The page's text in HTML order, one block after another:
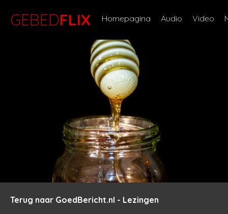
GEBEDFLIX Homepagina Audio Video
Terug naar GoedBericht.nl - Lezingen